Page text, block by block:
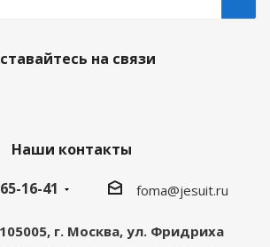
на связи
Наши контакты
16-41
foma@jesuit.ru
г. Москва, ул. Фридриха